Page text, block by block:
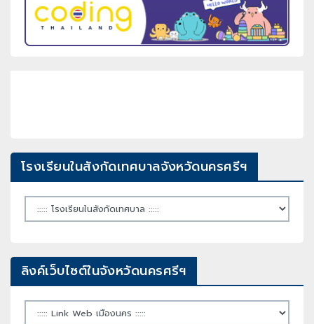
โรงเรียนในสังกัดเทศบาลจังหวัดนครศรีฯ
ลิงค์เว็บไซต์ในจังหวัดนครศรีฯ